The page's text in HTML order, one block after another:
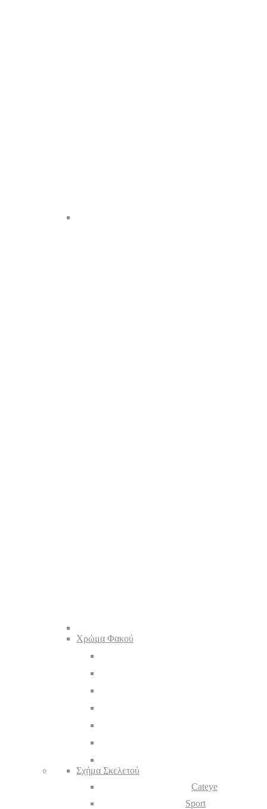
Χρώμα Φακού
Σχήμα Σκελετού
Cateye
Sport